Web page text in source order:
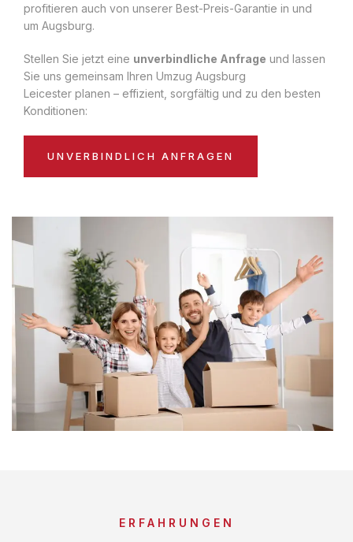
profitieren auch von unserer Best-Preis-Garantie in und
um Augsburg.
Stellen Sie jetzt eine unverbindliche Anfrage und lassen
Sie uns gemeinsam Ihren Umzug Augsburg
Leicester planen – effizient, sorgfältig und zu den besten
Konditionen:
UNVERBINDLICH ANFRAGEN
ERFAHRUNGEN